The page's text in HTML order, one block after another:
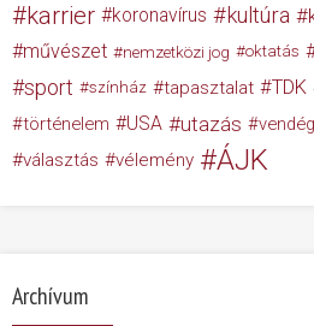
karrier koronavírus kultúra
művészet nemzetközi jog oktatás
sport színház tapasztalat TDK
történelem USA utazás
választás vélemény ÁJK
Archívum